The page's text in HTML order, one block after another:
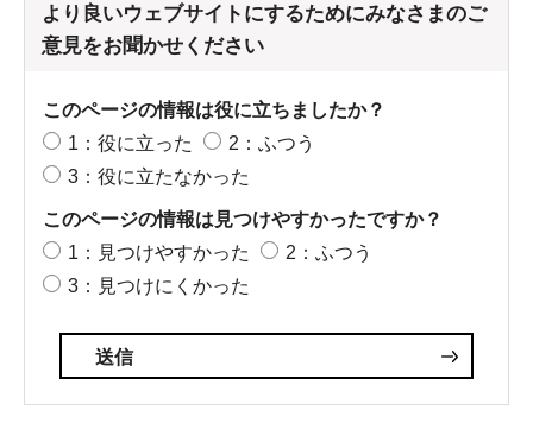
より良いウェブサイトにするためにみなさまのご
意見をお聞かせください
このページの情報は役に立ちましたか？
1：役に立った
2：ふつう
3：役に立たなかった
このページの情報は見つけやすかったですか？
1：見つけやすかった
2：ふつう
3：見つけにくかった